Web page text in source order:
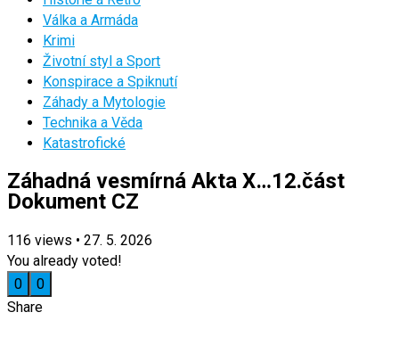
Válka a Armáda
Krimi
Životní styl a Sport
Konspirace a Spiknutí
Záhady a Mytologie
Technika a Věda
Katastrofické
Záhadná vesmírná Akta X…12.část
Dokument CZ
116 views • 27. 5. 2026
You already voted!
0
0
Share